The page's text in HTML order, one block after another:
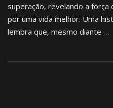
superação, revelando a força
por uma vida melhor. Uma
lembra que, mesmo diante …